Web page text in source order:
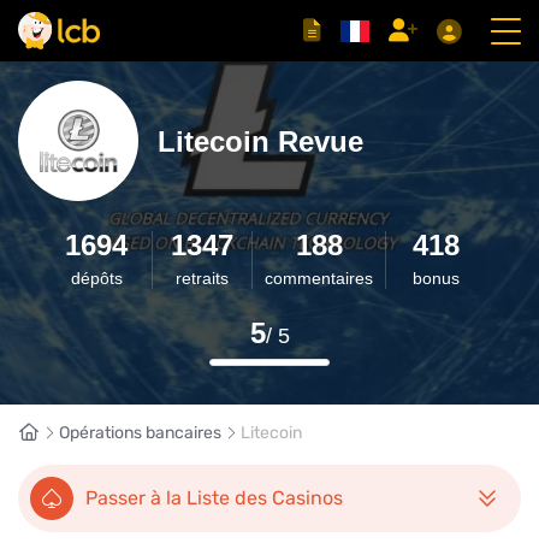
Litecoin Revue
1694
dépôts
1347
retraits
188
commentaires
418
bonus
5/ 5
Opérations bancaires Litecoin
Passer à la Liste des Casinos